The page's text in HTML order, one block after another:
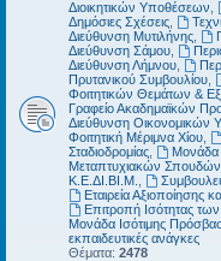
Διοικητικών Υποθέσεων
Δημόσιες Σχέσεις
Διεύθυνση Μυτιλήνης
Διεύθυνση Σάμου
Διεύθυνση Λήμνου
Πρυτανικού Συμβουλίου
Φοιτητικών Θεμάτων &
Γραφείο Ακαδημαϊκών
Διεύθυνση Οικονομικών
Φοιτητική Μέριμνα Χίου
Σταδιοδρομίας
Μονάδα
Μεταπτυχιακών Σπουδών
Κ.Ε.ΔΙ.ΒΙ.Μ.
Εταιρεία Αξιοποίησης
Επιτροπή Ισότητας
Μονάδα Ισότιμης
εκπαιδευτικές ανάγκες
Θέματα: 2478